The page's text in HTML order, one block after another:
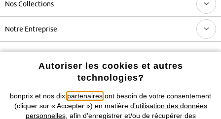
Nos Collections
Notre Entreprise
Retrouvez bonprix sur
Prix indiqués TVA comprise avec en sus
Autoriser les cookies et autres
technologies?
bonprix et nos dix partenaires ont besoin de votre consentement
(cliquer sur « Accepter ») en matière d’utilisation des données
personnelles, afin d’enregistrer et/ou de récupérer des